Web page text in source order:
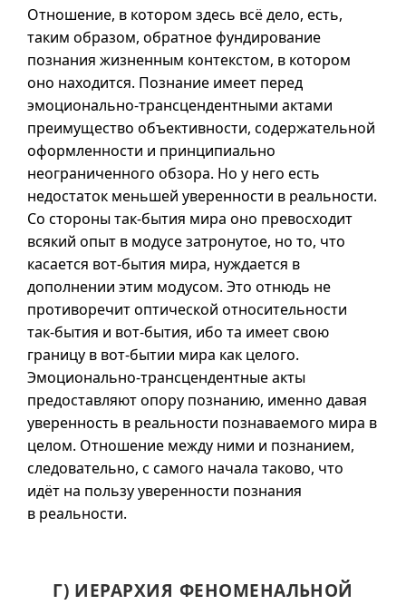
Отношение, в котором здесь всё дело, есть,
таким образом, обратное фундирование
познания жизненным контекстом, в котором
оно находится. Познание имеет перед
эмоционально-трансцендентными актами
преимущество объективности, содержательной
оформленности и принципиально
неограниченного обзора. Но у него есть
недостаток меньшей уверенности в реальности.
Со сторонытак-бытия мира оно превосходит
всякий опыт в модусе затронутое, но то, что
касается вот-бытия мира, нуждается в
дополнении этим модусом. Это отнюдь не
противоречит оптической относительности
так-бытия и вот-бытия, ибо та имеет свою
границу в вот-бытии мира как целого.
Эмоционально-трансцендентные акты
предоставляют опору познанию, именно давая
уверенность в реальности познаваемого мира в
целом. Отношение между ними и познанием,
следовательно, с самого начала таково, что
идёт на пользу уверенности познания
в реальности.
Г) ИЕРАРХИЯ ФЕНОМЕНАЛЬНОЙ